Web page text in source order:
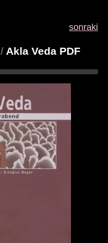
sonraki
/Akla Veda PDF